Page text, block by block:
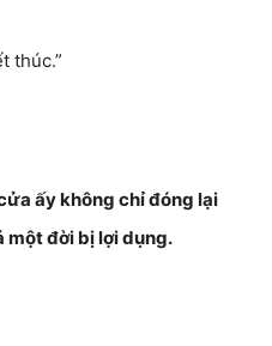
thúc.”
ấy không chỉ đóng lại
một đời bị lợi dụng.